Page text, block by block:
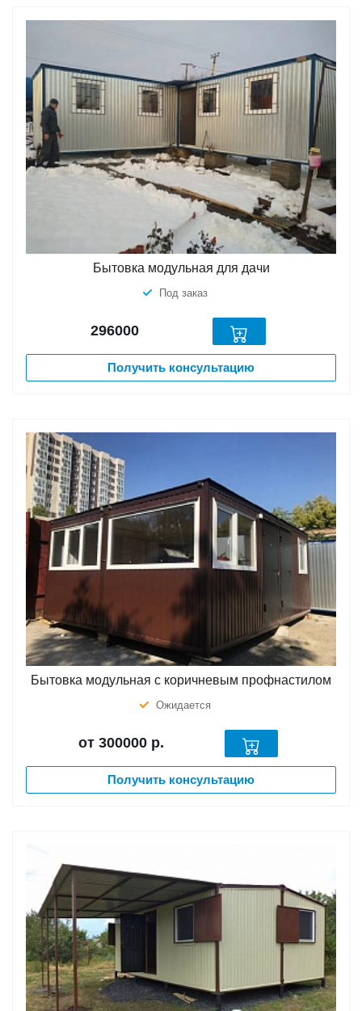
Бытовка модульная для дачи
Под заказ
296000
Получить консультацию
Бытовка модульная с коричневым профнастилом
Ожидается
от 300000 р.
Получить консультацию